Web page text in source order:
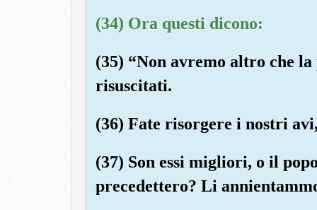
(34) Ora questi dicono:
(35) “Non avremo altro che
risuscitati.
(36) Fate risorgere i nostri
(37) Son essi migliori, o il
precedettero? Li